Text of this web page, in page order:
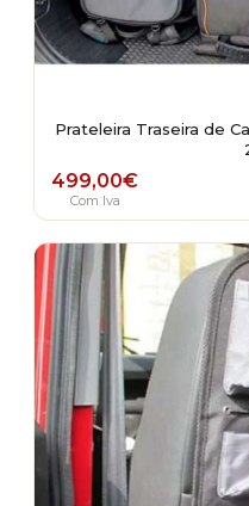
Prateleira Traseira de
499,00€
Com Iva